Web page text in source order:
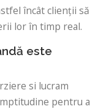
încât clienții să
lor în timp real.
este
si lucram
pentru a